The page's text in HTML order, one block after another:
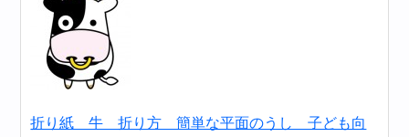
折り紙 牛 折り方 簡単な平面のうし 子ども向